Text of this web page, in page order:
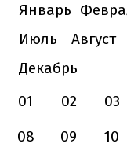
Январь
Июль
Август
Декабрь
01
02 03
08
09 10